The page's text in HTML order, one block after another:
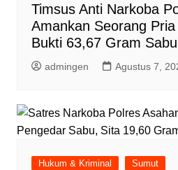
Timsus Anti Narkoba
Amankan Seorang
Bukti 63,67 Gram Sabu
admingen Agustus 7,
Hukum & Kriminal Sumut